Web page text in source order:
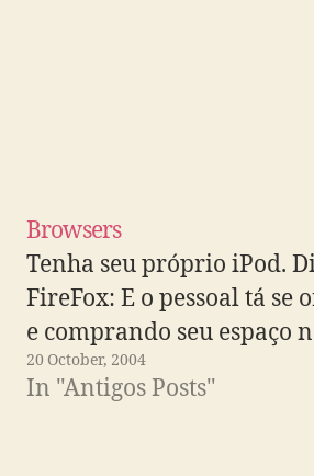
Browsers
Tenha seu próprio iPod.
FireFox: E o pessoal tá se
e comprando seu espaço
20 October, 2004
In "Antigos Posts"